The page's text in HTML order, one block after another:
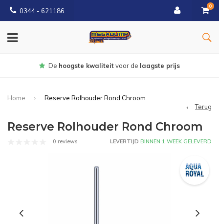
0344 - 621186
0
Gratisbezorgd vanaf € 150
Home
Reserve Rolhouder Rond Chroom
Terug
Reserve Rolhouder Rond Chroom
0 reviews LEVERTIJD BINNEN 1 WEEK GELEVERD